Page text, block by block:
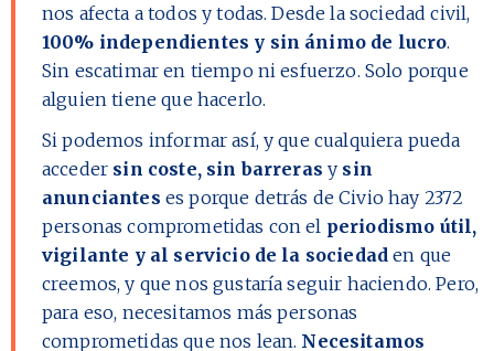
nos afecta a todos y todas. Desde la sociedad civil,
100% independientes y sin ánimo de lucro.
Sin escatimar en tiempo ni esfuerzo. Solo porque
alguien tiene que hacerlo.
Si podemos informar así, y que cualquiera pueda
acceder sin coste, sin barreras y sin
anunciantes es porque detrás de Civio hay 2372
personas comprometidas con el periodismo útil,
vigilante y al servicio de la sociedad en que
creemos, y que nos gustaría seguir haciendo. Pero,
para eso, necesitamos más personas
comprometidas que nos lean. Necesitamos